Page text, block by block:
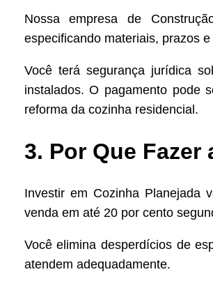
Nossa empresa de
especificando materiais, prazos
Você terá segurança jurídica
instalados. O pagamento pode
reforma da cozinha residencial.
3. Por Que Fazer
Investir em Cozinha Planejada
venda em até 20 por cento
Você elimina desperdícios de
atendem adequadamente.